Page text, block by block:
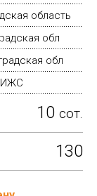
область
обл
обл
ИЖС
10 сот.
130